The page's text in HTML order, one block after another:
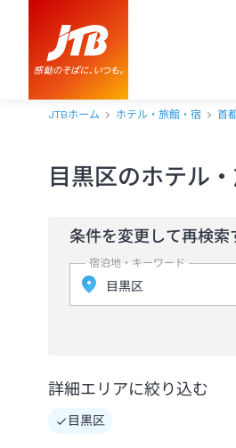
JTBホーム ホテル・旅館・宿 首
目黒区のホテル
条件を変更して再検索
宿泊地・キーワード
詳細エリアに絞り込む
目黒区